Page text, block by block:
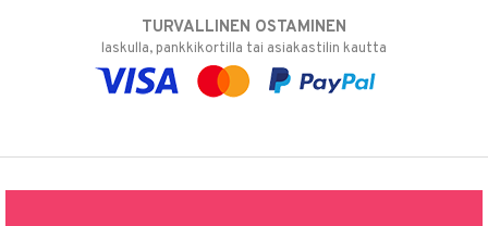
TURVALLINEN OSTAMINEN
laskulla, pankkikortilla tai asiakastilin kautta